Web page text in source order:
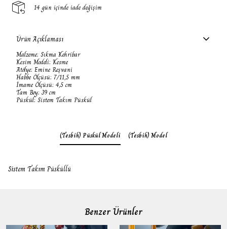
14 gün içinde iade değişim
Ürün Açıklaması
Malzeme: Sıkma Kehribar
Kesim Modeli: Kesme
Atölye: Emine Reşvani
Habbe Ölçüsü: 7/11,5 mm
İmame Ölçüsü: 4,5 cm
Tam Boy: 39 cm
Püskül: Sistem Takım Püskül
(Tesbih) Püskül Modeli (Tesbih) Model
Sistem Takım Püsküllü
Benzer Ürünler